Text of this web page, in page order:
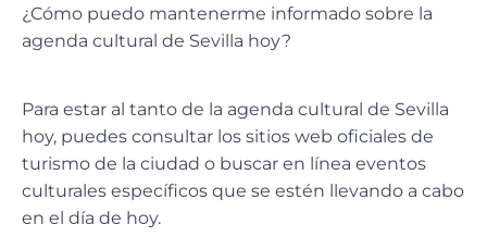
¿Cómo puedo mantenerme informado sobre la
agenda cultural de Sevilla hoy?
Para estar al tanto de la agenda cultural de Sevilla
hoy, puedes consultar los sitios web oficiales de
turismo de la ciudad o buscar en línea eventos
culturales específicos que se estén llevando a cabo
en el día de hoy.